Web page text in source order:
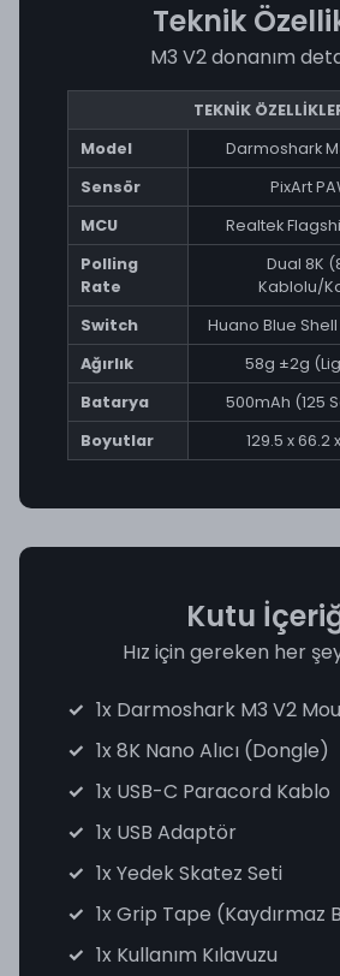
Teknik
M3 V2 donanım
TEKNİK
Model
Darmoshark
Sensör
PixArt
MCU
Realtek
Polling
Rate
Dual 8K
Kablolu/
Switch
Huano Blue
Ağırlık
58g ±2g
Batarya
500mAh (125
Boyutlar
129.5 x 66.2
Kutu
Hız için gereken her
1x Darmoshark M3 V2
1x 8K Nano Alıcı (Dongle)
1x USB-C Paracord Kablo
1x USB Adaptör
1x Yedek Skatez Seti
1x Grip Tape (Kaydırmaz
1x Kullanım Kılavuzu